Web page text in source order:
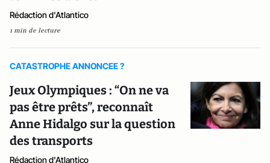
Rédaction d'Atlantico
1 min de lecture
CATASTROPHE ANNONCEE ?
Jeux Olympiques : “On ne va
pas être prêts”, reconnaît
Anne Hidalgo sur la question
des transports
Rédaction d'Atlantico